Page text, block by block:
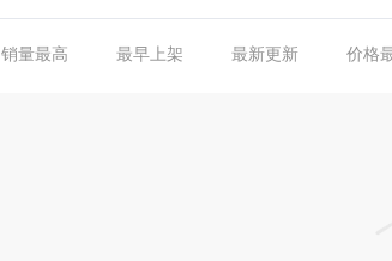
销量最高 最早上架 最新更新 价格